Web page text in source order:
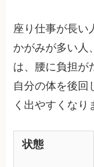
座り仕事が長い
かがみが多い人
は、腰に負担が
自分の体を後回
く出やすくなり
状態